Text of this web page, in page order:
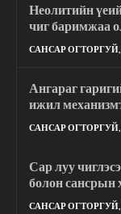
Неолитийн
чиг баримжаа
САНСАР
Ангараг
ижил
САНСАР
Сар луу
болон сансрын
САНСАР